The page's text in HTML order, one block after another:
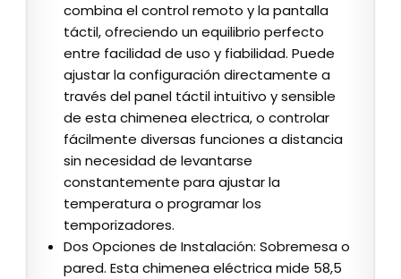
combina el control remoto y la pantalla
táctil, ofreciendo un equilibrio perfecto
entre facilidad de uso y fiabilidad. Puede
ajustar la configuración directamente a
través del panel táctil intuitivo y sensible
de esta chimenea electrica, o controlar
fácilmente diversas funciones a distancia
sin necesidad de levantarse
constantemente para ajustar la
temperatura o programar los
temporizadores.
Dos Opciones de Instalación: Sobremesa o
pared. Esta chimenea eléctrica mide 58,5